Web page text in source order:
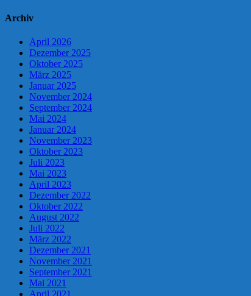
Archiv
April 2026
Dezember 2025
Oktober 2025
März 2025
Januar 2025
November 2024
September 2024
Mai 2024
Januar 2024
November 2023
Oktober 2023
Juli 2023
Mai 2023
April 2023
Dezember 2022
Oktober 2022
August 2022
Juli 2022
März 2022
Dezember 2021
November 2021
September 2021
Mai 2021
April 2021